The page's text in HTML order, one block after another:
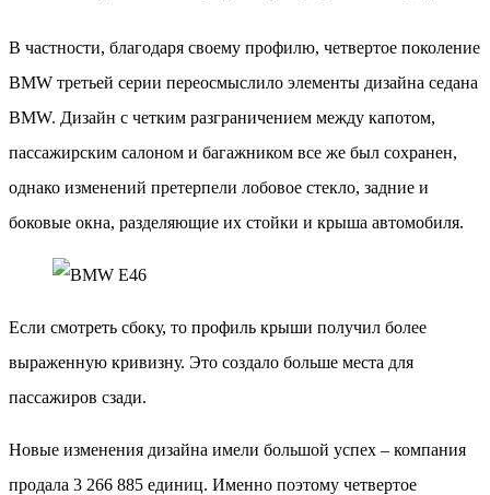
В частности, благодаря своему профилю, четвертое поколение
BMW третьей серии переосмыслило элементы дизайна седана
BMW. Дизайн с четким разграничением между капотом,
пассажирским салоном и багажником все же был сохранен,
однако изменений претерпели лобовое стекло, задние и
боковые окна, разделяющие их стойки и крыша автомобиля.
Если смотреть сбоку, то профиль крыши получил более
выраженную кривизну. Это создало больше места для
пассажиров сзади.
Новые изменения дизайна имели большой успех – компания
продала 3 266 885 единиц. Именно поэтому четвертое